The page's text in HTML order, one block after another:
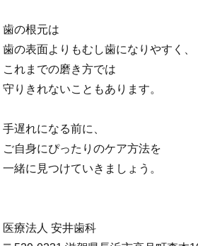
歯の根元は
歯の表面よりもむし歯になりやすく、
これまでの磨き方では
守りきれないこともあります。
手遅れになる前に、
ご自身にぴったりのケア方法を
一緒に見つけていきましょう。
医療法人 安井歯科